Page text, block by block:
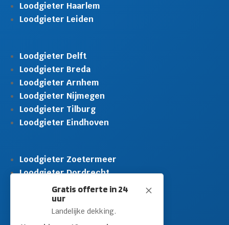
M
Gratis offerte in 24
uur
Landelijke dekking.
Loodgieter Haarlem
Loodgieter Leiden
Loodgieter Delft
Loodgieter Breda
Loodgieter Arnhem
Loodgieter Nijmegen
Loodgieter Tilburg
Loodgieter Eindhoven
Loodgieter Zoetermeer
Loodgieter Dordrecht
Loodgieter Rijswijk
Loodgieter Schiedam
Loodgieter Leidschendam